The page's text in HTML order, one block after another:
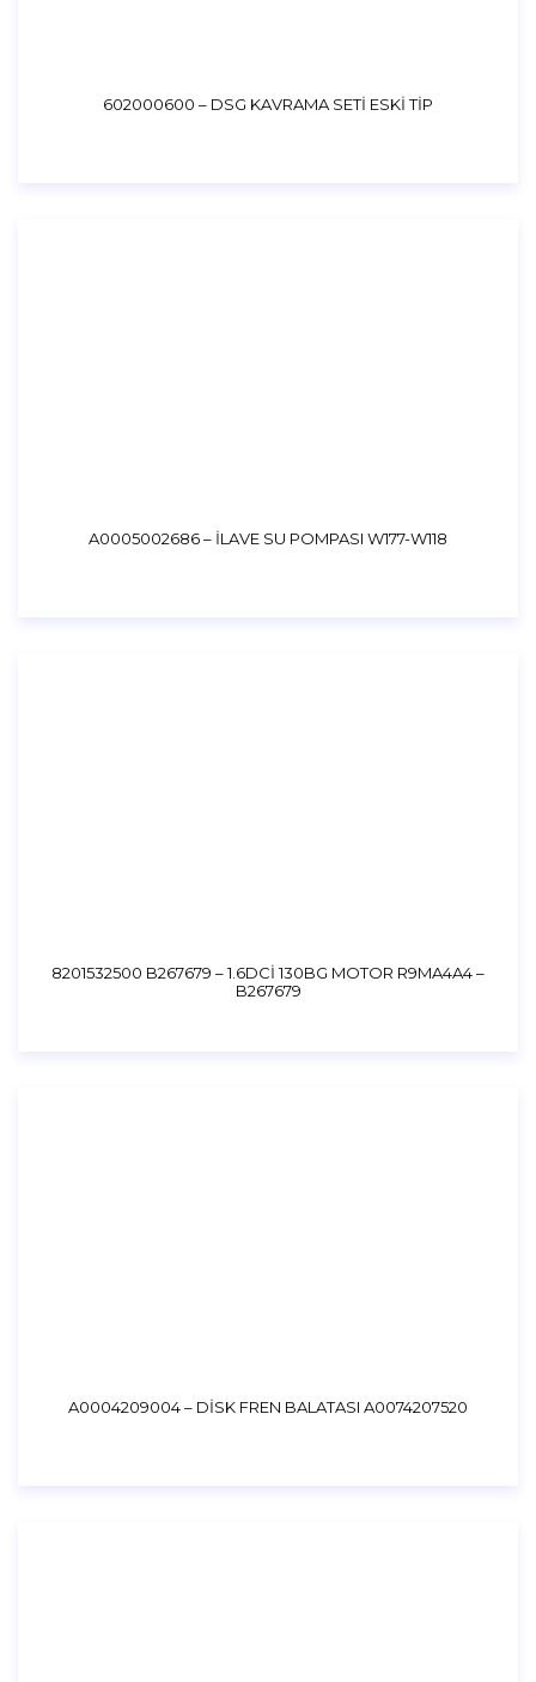
602000600 – DSG KAVRAMA SETİ ESKİ TİP
A0005002686 – İLAVE SU POMPASI W177-W118
8201532500 B267679 – 1.6DCİ 130BG MOTOR R9MA4A4 –
B267679
A0004209004 – DİSK FREN BALATASI A0074207520